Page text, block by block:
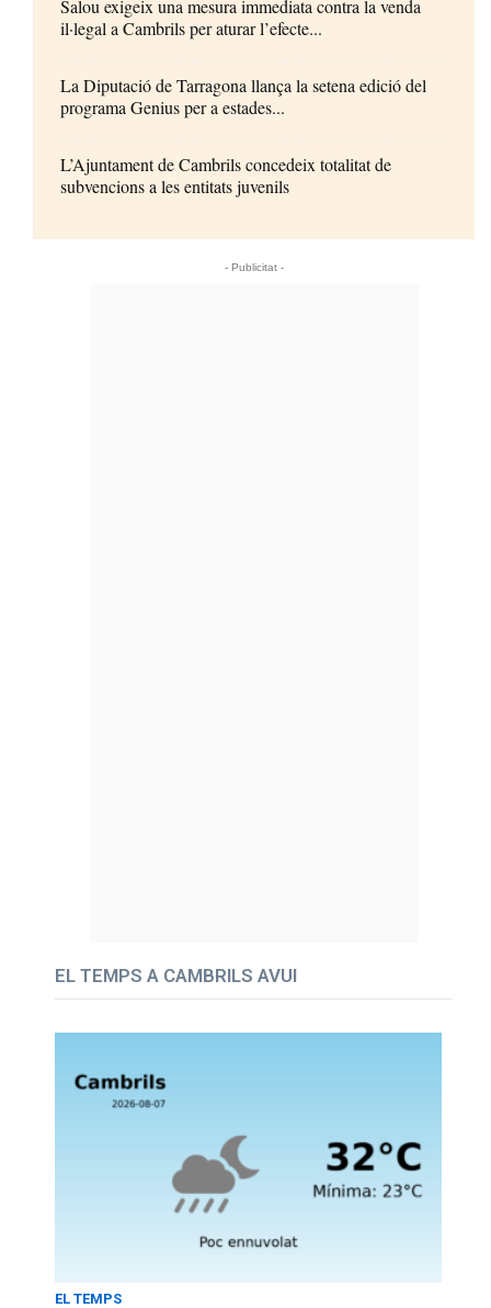
Salou exigeix una mesura immediata contra la venda
il·legal a Cambrils per aturar l’efecte...
La Diputació de Tarragona llança la setena edició del
programa Genius per a estades...
L’Ajuntament de Cambrils concedeix totalitat de
subvencions a les entitats juvenils
- Publicitat -
EL TEMPS A CAMBRILS AVUI
EL TEMPS